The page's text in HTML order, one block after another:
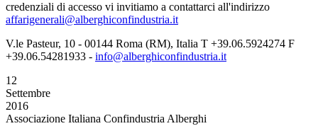
credenziali di accesso vi invitiamo a contattarci all'indirizzo
affarigenerali@alberghiconfindustria.it
V.le Pasteur, 10 - 00144 Roma (RM), Italia T +39.06.5924274 F
+39.06.54281933 - info@alberghiconfindustria.it
12
Settembre
2016
Associazione Italiana Confindustria Alberghi